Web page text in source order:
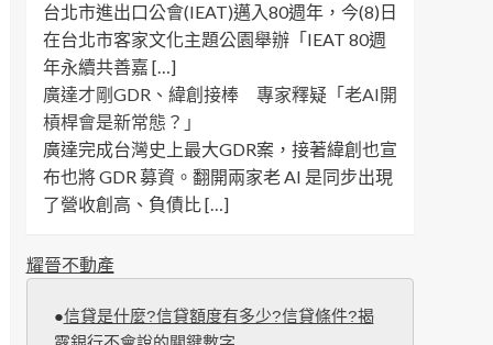
台北市進出口公會(IEAT)邁入80週年，今(8)日
在台北市客家文化主題公園舉辦「IEAT 80週
年永續共善嘉 […]
廣達才剛GDR、緯創接棒 專家釋疑「老AI開
槓桿會是新常態？」
廣達完成台灣史上最大GDR案，接著緯創也宣
布也將 GDR 募資。翻開兩家老 AI 是同步出現
了營收創高、負債比 […]
耀晉不動產
●信貸是什麼?信貸額度有多少?信貸條件?揭